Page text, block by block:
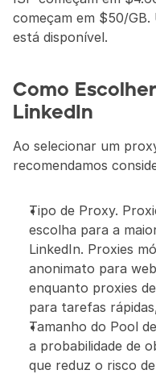
começam em $50/
está disponível.
Como
LinkedIn
Ao selecionar um
recomendamos
Tipo de Proxy.
escolha para a
LinkedIn. Proxies
anonimato para
enquanto proxies
para tarefas
Tamanho do Pool
a probabilidade de
que reduz o risco